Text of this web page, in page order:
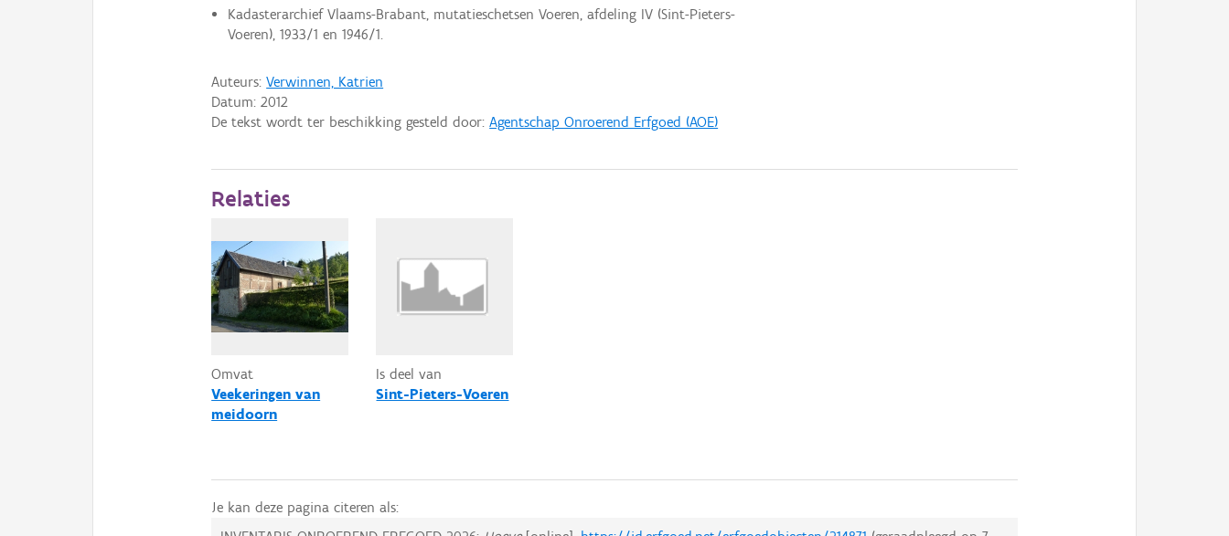
Kadasterarchief Vlaams-Brabant, mutatieschetsen Voeren, afdeling IV (Sint-Pieters-
Voeren), 1933/1 en 1946/1.
Auteurs:Verwinnen, Katrien
Datum:2012
De tekst wordt ter beschikking gesteld door:Agentschap Onroerend Erfgoed (AOE)
Relaties
Omvat
Veekeringen van
meidoorn
Is deel van
Sint-Pieters-Voeren
Je kan deze pagina citeren als: